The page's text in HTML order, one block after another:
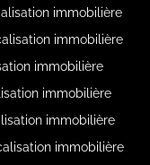
immobilière
immobilière
immobilière
immobilière
immobilière
immobilière